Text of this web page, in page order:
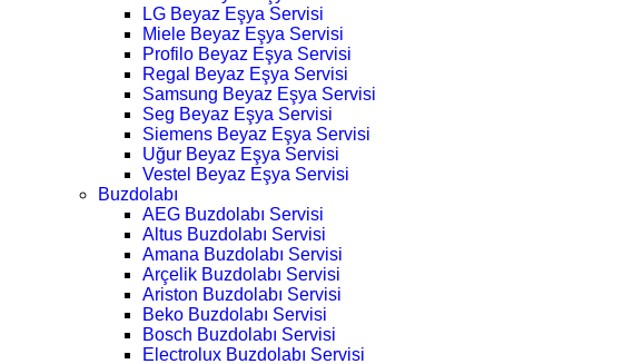
LG Beyaz Eşya Servisi
Miele Beyaz Eşya Servisi
Profilo Beyaz Eşya Servisi
Regal Beyaz Eşya Servisi
Samsung Beyaz Eşya Servisi
Seg Beyaz Eşya Servisi
Siemens Beyaz Eşya Servisi
Uğur Beyaz Eşya Servisi
Vestel Beyaz Eşya Servisi
Buzdolabı
AEG Buzdolabı Servisi
Altus Buzdolabı Servisi
Amana Buzdolabı Servisi
Arçelik Buzdolabı Servisi
Ariston Buzdolabı Servisi
Beko Buzdolabı Servisi
Bosch Buzdolabı Servisi
Electrolux Buzdolabı Servisi